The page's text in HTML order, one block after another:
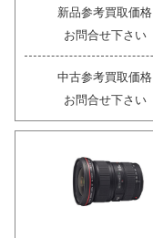
新品参考買取価格
お問合せ下さい
中古参考買取価格
お問合せ下さい